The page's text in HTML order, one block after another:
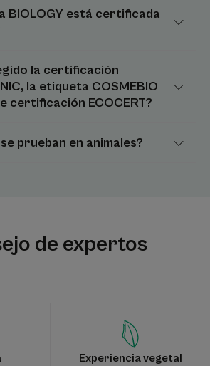
BIOLOGY está certificada
la certificación
la etiqueta COSMEBIO
certificación ECOCERT?
prueban en animales?
de expertos
Experiencia vegetal